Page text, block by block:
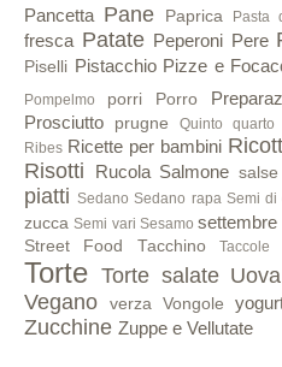
Pancetta Pane Paprica Pasta
fresca Patate Peperoni Pere
Piselli Pistacchio Pizze e
Pompelmo porri Porro
Prosciutto prugne Quinto quarto
Ribes Ricette per bambini
Risotti Rucola Salmone salse
piatti Sedano Sedano rapa Semi di
zucca Semi vari Sesamo settembre
Street Food Tacchino Taccole
Torte Torte salate Uova
Vegano
verza Vongole
Zucchine Zuppe e Vellutate